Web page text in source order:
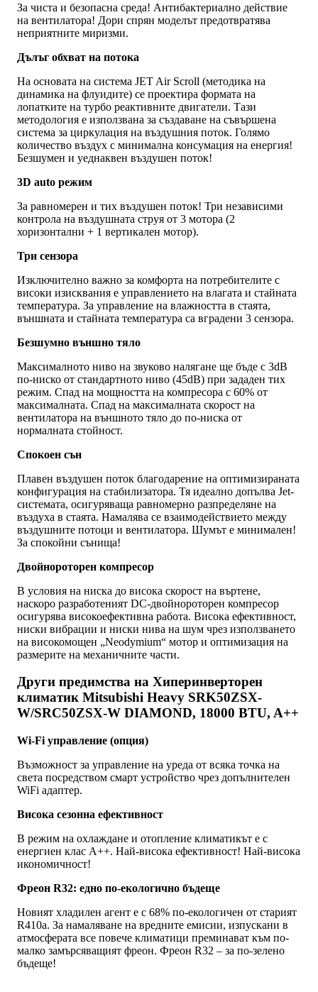
За чиста и безопасна среда! Антибактериално действие
на вентилатора! Дори спрян моделът предотвратява
неприятните миризми.
Дълъг обхват на потока
На основата на система JET Air Scroll (методика на
динамика на флуидите) се проектира формата на
лопатките на турбо реактивните двигатели. Тази
методология е използвана за създаване на съвършена
система за циркулация на въздушния поток. Голямо
количество въздух с минимална консумация на енергия!
Безшумен и уеднаквен въздушен поток!
3D auto режим
За равномерен и тих въздушен поток! Три независими
контрола на въздушната струя от 3 мотора (2
хоризонтални + 1 вертикален мотор).
Три сензора
Изключително важно за комфорта на потребителите с
високи изисквания е управлението на влагата и стайната
температура. За управление на влажността в стаята,
външната и стайната температура са вградени 3 сензора.
Безшумно външно тяло
Максималното ниво на звуково налягане ще бъде с 3dB
по-ниско от стандартното ниво (45dB) при зададен тих
режим. Спад на мощността на компресора с 60% от
максималната. Спад на максималната скорост на
вентилатора на външното тяло до по-ниска от
нормалната стойност.
Спокоен сън
Плавен въздушен поток благодарение на оптимизираната
конфигурация на стабилизатора. Тя идеално допълва Jet-
системата, осигуряваща равномерно разпределяне на
въздуха в стаята. Намалява се взаимодействието между
въздушните потоци и вентилатора. Шумът е минимален!
За спокойни сънища!
Двойнороторен компресор
В условия на ниска до висока скорост на въртене,
наскоро разработеният DC-двойнороторен компресор
осигурява високоефективна работа. Висока ефективност,
ниски вибрации и ниски нива на шум чрез използването
на високомощен „Neodymium“ мотор и оптимизация на
размерите на механичните части.
Други предимства на Хиперинверторен
климатик Mitsubishi Heavy SRK50ZSX-
W/SRC50ZSX-W DIAMOND, 18000 BTU, A++
Wi-Fi управление (опция)
Възможност за управление на уреда от всяка точка на
света посредством смарт устройство чрез допълнителен
WiFi адаптер.
Висока сезонна ефективност
В режим на охлаждане и отопление климатикът е с
енергиен клас А++. Най-висока ефективност! Най-висока
икономичност!
Фреон R32: едно по-екологично бъдеще
Новият хладилен агент е с 68% по-екологичен от старият
R410a. За намаляване на вредните емисии, изпускани в
атмосферата все повече климатици преминават към по-
малко замърсяващият фреон. Фреон R32 – за по-зелено
бъдеще!